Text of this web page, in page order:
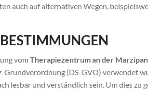
auch auf alternativen Wegen,
vomTherapiezentrum an der
Grundverordnung (DS-GVO) verwendet
lesbar und verständlich sein. Um dies